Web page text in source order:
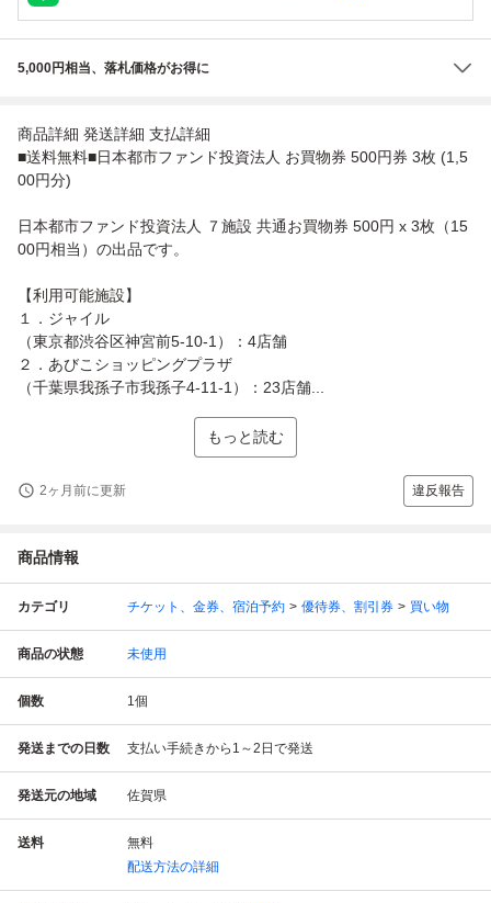
5,000円相当、落札価格がお得に
商品詳細 発送詳細 支払詳細
■送料無料■日本都市ファンド投資法人 お買物券 500円券 3枚 (1,5
00円分)
日本都市ファンド投資法人 ７施設 共通お買物券 500円 x 3枚（15
00円相当）の出品です。
【利用可能施設】
１．ジャイル
（東京都渋谷区神宮前5-10-1）：4店舗
２．あびこショッピングプラザ
（千葉県我孫子市我孫子4-11-1）：23店舗...
もっと読む
2ヶ月前に更新 違反報告
商品情報
カテゴリ チケット、金券、宿泊予約 優待券、割引券 買い物
商品の状態 未使用
個数 1個
発送までの日数 支払い手続きから1～2日で発送
発送元の地域 佐賀県
送料
無料
配送方法の詳細